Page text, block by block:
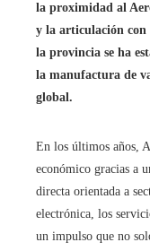
la proximidad al
y la articulación con
la provincia se ha
la manufactura de
global.
En los últimos años,
económico gracias a
directa orientada a
electrónica, los
un impulso que no